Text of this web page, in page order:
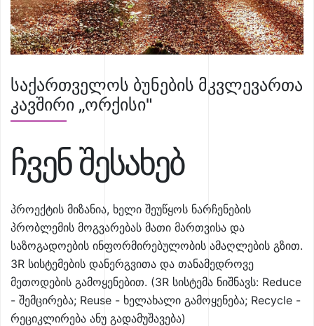
საქართველოს ბუნების მკვლევართა
კავშირი „ორქისი"
ჩვენ შესახებ
პროექტის მიზანია, ხელი შეუწყოს ნარჩენების
პრობლემის მოგვარებას მათი მართვისა და
საზოგადოების ინფორმირებულობის ამაღლების გზით.
3R სისტემების დანერგვითა და თანამედროვე
მეთოდების გამოყენებით. (3R სისტემა ნიშნავს: Reduce
- შემცირება; Reuse - ხელახალი გამოყენება; Recycle -
რეციკლირება ანუ გადამუშავება)